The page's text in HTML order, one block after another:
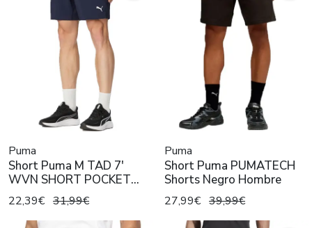
Puma
Short Puma M TAD 7'
WVN SHORT POCKET
Mno Hombre
22,39€ 31,99€
Puma
Short Puma PUMATECH
Shorts Negro Hombre
27,99€ 39,99€